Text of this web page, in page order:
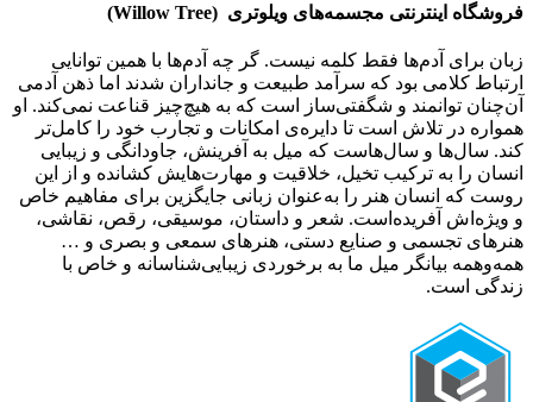
فروشگاه اینترنتی مجسمه‌های ویلوتری (Willow Tree
)
زبان برای آدم‌ها فقط کلمه نیست. گر چه آدم‌ها با همین توانایی
ارتباط کلامی بود که سرآمد طبیعت و جانداران شدند اما ذهن آدمی
آن‌چنان توانمند و شگفتی‌ساز است که به هیچ‌چیز قناعت نمی‌کند. او
همواره در تلاش است تا دایره‌ی امکانات و تجارب خود را کامل‌تر
کند. سال‌ها و سال‌هاست که میل به آفرینش، جاودانگی و زیبایی
انسان را به ترکیب تخیل، خلاقیت و مهارت‌هایش کشانده و از این
روست که انسان هنر را به‌عنوان زبانی جایگزین برای مفاهیم خاص
و ویژ‌ه‌اش آفریده‌است. شعر و داستان، موسیقی، رقص، نقاشی،
هنرهای تجسمی و صنایع دستی، هنرهای سمعی و بصری و …
همه‌وهمه بیانگر میل ما به برخوردی زیبایی‌شناسانه و خاص با
زندگی است.